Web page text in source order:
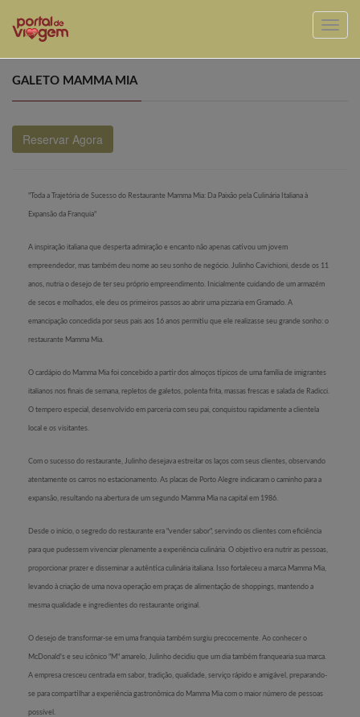
GALETO MAMMA MIA
Reservar Agora
"Toda a Trajetória de Sucesso do Restaurante Mamma Mia: Da Paixão pela Culinária Italiana à
Expansão da Franquia"
A inspiração italiana que desperta admiração e encanto não apenas cativou um jovem
empreendedor, mas também deu nome ao seu sonho de negócio. Julinho Cavichioni, desde os 11
anos, nutria o desejo de ter seu próprio empreendimento. Inicialmente cuidando de um armazém
de secos e molhados, ele deu os primeiros passos ao abrir uma pizzaria em Gramado. A
emancipação concedida por seus pais aos 16 anos permitiu que ele realizasse seu grande sonho: o
restaurante Mamma Mia.
O cardápio do Mamma Mia foi concebido a partir dos almoços típicos de uma família de imigrantes
italianos nos finais de semana, repletos de galetos, polenta frita, massas frescas e salada de Radicci.
O tempero especial, desenvolvido em parceria com seu pai, conquistou rapidamente a clientela
local e os visitantes.
Com o sucesso do restaurante, Julinho desejava estreitar os laços com seus clientes, observando
atentamente os carros no estacionamento. As placas de Porto Alegre indicaram o caminho para a
expansão, resultando na abertura de um segundo Mamma Mia na capital em 1986.
Desde o início, o segredo do restaurante era "vender sabor", servindo os clientes com eficiência
para que pudessem vivenciar plenamente a experiência culinária. O objetivo era nutrir as pessoas,
proporcionar prazer e disseminar a autêntica culinária italiana. Isso fortaleceu a marca Mamma Mia,
levando à criação de uma nova operação em praças de alimentação de shoppings, mantendo a
mesma qualidade e ingredientes do restaurante original.
O desejo de transformar-se em uma franquia também surgiu precocemente. Ao conhecer o
McDonald's e seu icônico "M" amarelo, Julinho decidiu que um dia também franquearia sua marca.
A empresa cresceu centrada em sabor, tradição, qualidade, serviço rápido e amigável, preparando-
se para compartilhar a experiência gastronômica do Mamma Mia com o maior número de pessoas
possível.